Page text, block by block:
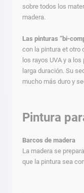
sobre todos los
madera.
Las pinturas “bi-
con la pintura et otro
los rayos UVA y a
larga duración. Su
mucho más duro y
Pintura
Barcos de madera
La madera se
que la pintura sea